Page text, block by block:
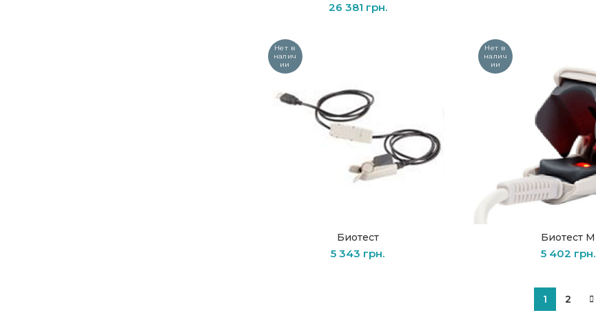
26 381 грн.
Нет в
налич
ии
ПОДРОБНЕЕ
Биотест
5 343 грн.
Нет в
налич
ии
ПОДРОБНЕЕ
Биотест М
5 402 грн.
1 2